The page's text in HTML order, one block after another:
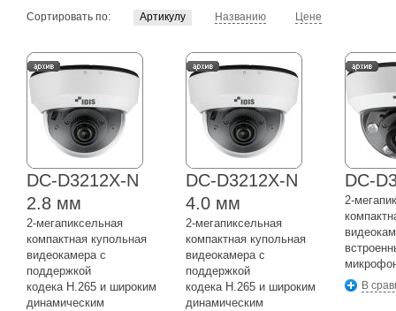
Сортировать по: Артикулу Названию Цене
DC-D3212X-N
2.8 мм
2-мегапиксельная
компактная купольная
видеокамера с
поддержкой
кодека H.265 и широким
динамическим
DC-D3212X-N
4.0 мм
2-мегапиксельная
компактная купольная
видеокамера с
поддержкой
кодека H.265 и широким
динамическим
DC-
2-
В